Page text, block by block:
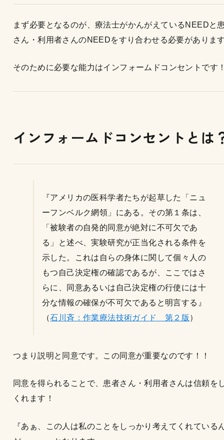
まず必要となるのが、療法士がかんがえているNEEDと
さん・利用者さんのNEEDをすり合わせる必要がありま
そのために必要な能力はインフォームドコンセントです
インフォームドコンセントとは
『アメリカの医科学者たちが起草した「ニュ
ーフンベルク網領」にある。その第１条は、
「被験者の自発的同意が絶対に不可欠であ
る」と述べ、実験研究が正当化される条件を
示した。これは自らの身体に関して個々人の
もつ自己決定権の確認であるが、ここではさ
らに、同意あるいは自己決定権の行使には十
分な情報の確保が不可欠であると明言する』
（石川斉：作業療法技術ガイド 第２版 ）
つまり説明と同意です。この同意が重要なのです！！
同意を得られることで、患者さん・利用者さんは信頼を
くれます！
『あぁ、この人は私のことをしっかり考えてくれている